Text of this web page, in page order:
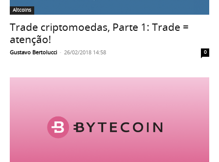
Altcoins
Trade criptomoedas, Parte 1: Trade =
atenção!
Gustavo Bertolucci - 26/02/2018 14:58 0